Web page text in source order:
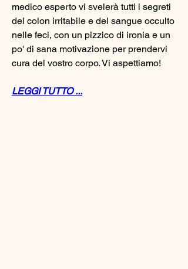
medico esperto vi svelerà tutti i segreti
del colon irritabile e del sangue occulto
nelle feci, con un pizzico di ironia e un
po' di sana motivazione per prendervi
cura del vostro corpo. Vi aspettiamo!
LEGGI TUTTO ...